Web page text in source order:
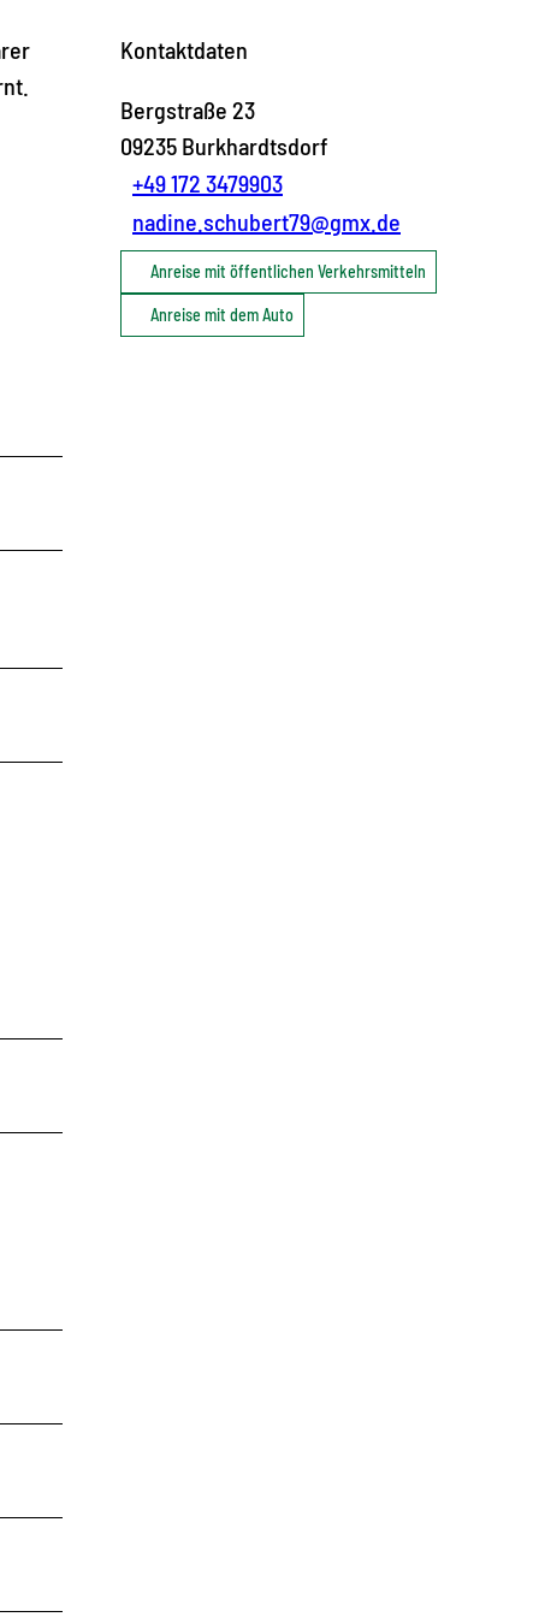
Kontaktdaten
Bergstraße 23
09235 Burkhardtsdorf
+49 172 3479903
nadine.schubert79@gmx.de
Anreise mit öffentlichen Verkehrsmitteln
Anreise mit dem Auto